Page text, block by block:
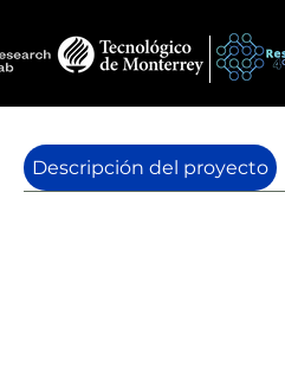
Descripción del proyecto